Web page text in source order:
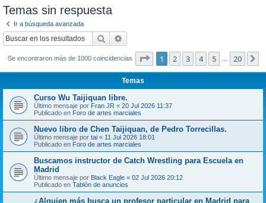
Temas sin respuesta
Ir a búsqueda avanzada
Buscar
Se encontraron más de 1000 coincidencias Página de 20
1 2 3 4 5 20
Temas
Curso Wu Taijiquan libre.
Último mensaje por Fran JR « 20 Jul 2026 11:37
Publicado en Foro de artes marciales
Nuevo libro de Chen Taijiquan, de Pedro Torrecillas.
Último mensaje por tai « 11 Jul 2026 18:01
Publicado en Foro de artes marciales
Buscamos instructor de Catch Wrestling para Escuela en
Madrid
Último mensaje por Black Eagle « 02 Jul 2026 20:12
Publicado en Tablón de anuncios
¿Alguien más busca un profesor particular en Madrid para